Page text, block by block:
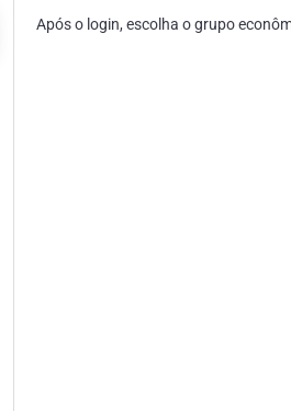
Após o login, escolha o grupo